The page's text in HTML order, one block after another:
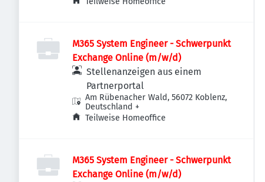
M365 System Engineer - Schwerpunkt
Exchange Online (m/w/d)
Stellenanzeigen aus einem
Partnerportal
Am Rübenacher Wald, 56072 Koblenz,
Deutschland +
Teilweise Homeoffice
M365 System Engineer - Schwerpunkt
Exchange Online (m/w/d)